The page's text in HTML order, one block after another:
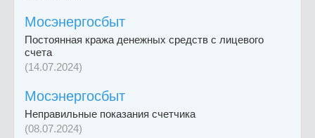
Мосэнергосбыт
Постоянная кража денежных средств с лицевого
счета
(14.07.2024)
Мосэнергосбыт
Неправильные показания счетчика
(08.07.2024)